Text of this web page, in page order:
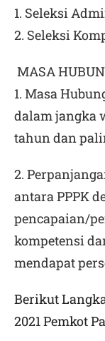
1. Seleksi
2. Seleksi
MASA
1. Masa
dalam jangka
tahun dan
2.
antara PPPK
pencapaian/
kompetensi
mendapat
Berikut
2021 Pemkot